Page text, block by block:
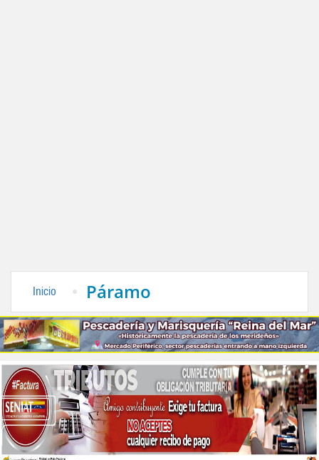
Inicio Páramo